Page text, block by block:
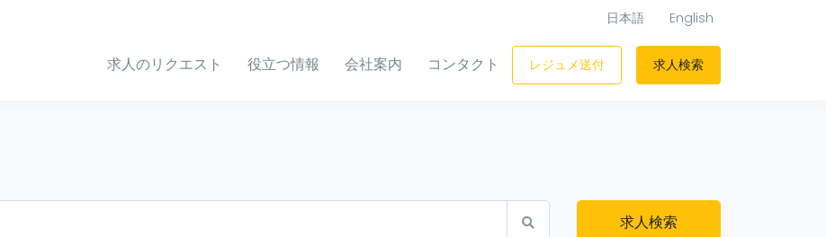
日本語 English
求人のリクエスト 役立つ情報 会社案内 コンタクト レジュメ送付 求人検索
求人検索